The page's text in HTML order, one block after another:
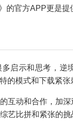
的官方APP更是提
启示和思考，逆
的模式和下载紧张
互动和合作，加
艺比拼和紧张的